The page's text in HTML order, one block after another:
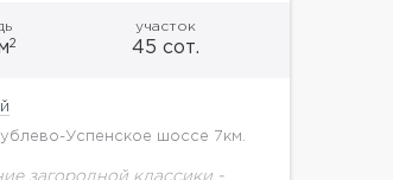
2
участок
45 сот.
Успенское шоссе 7км.
загородной классики -